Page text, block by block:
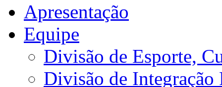
Apresentação
Equipe
Divisão de Esporte,
Divisão de Integração